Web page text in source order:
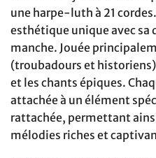
une harpe-luth à 21
esthétique unique avec
manche. Jouée
(troubadours et
et les chants épiques.
attachée à un élément
rattachée, permettant
mélodies riches et